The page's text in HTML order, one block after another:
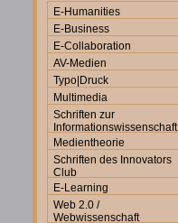
E-Humanities
E-Business
E-Collaboration
AV-Medien
Typo|Druck
Multimedia
Schriften zur
Informationswissenschaft
Medientheorie
Schriften des Innovators
Club
E-Learning
Web 2.0 /
Webwissenschaft